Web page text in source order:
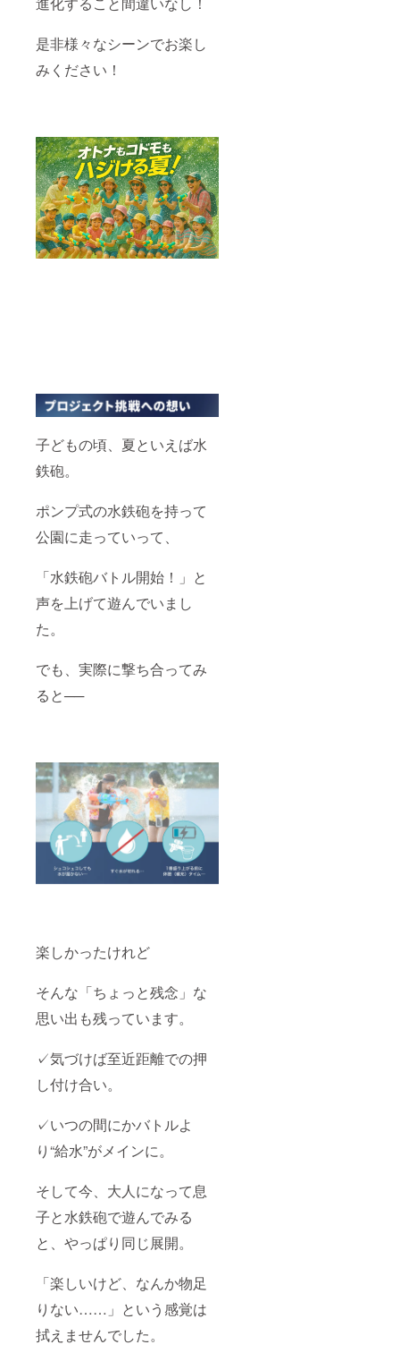
是非様々なシーンでお楽し
みください！
子どもの頃、夏といえば水
鉄砲。
ポンプ式の水鉄砲を持って
公園に走っていって、
「水鉄砲バトル開始！」と
声を上げて遊んでいまし
た。
でも、実際に撃ち合ってみ
ると──
楽しかったけれど
そんな「ちょっと残念」な
思い出も残っています。
✓気づけば至近距離での押
し付け合い。
✓いつの間にかバトルよ
り“給水”がメインに。
そして今、大人になって息
子と水鉄砲で遊んでみる
と、やっぱり同じ展開。
「楽しいけど、なんか物足
りない……」という感覚は
拭えませんでした。